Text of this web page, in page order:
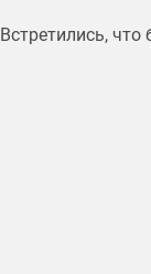
Встретились,